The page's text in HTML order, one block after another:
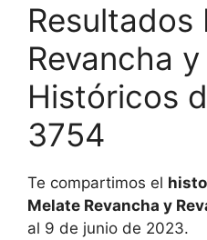
Resultados
Revancha
Históricos
3754
Te compartimos el
Melate Revancha y
al 9 de junio de 2023.